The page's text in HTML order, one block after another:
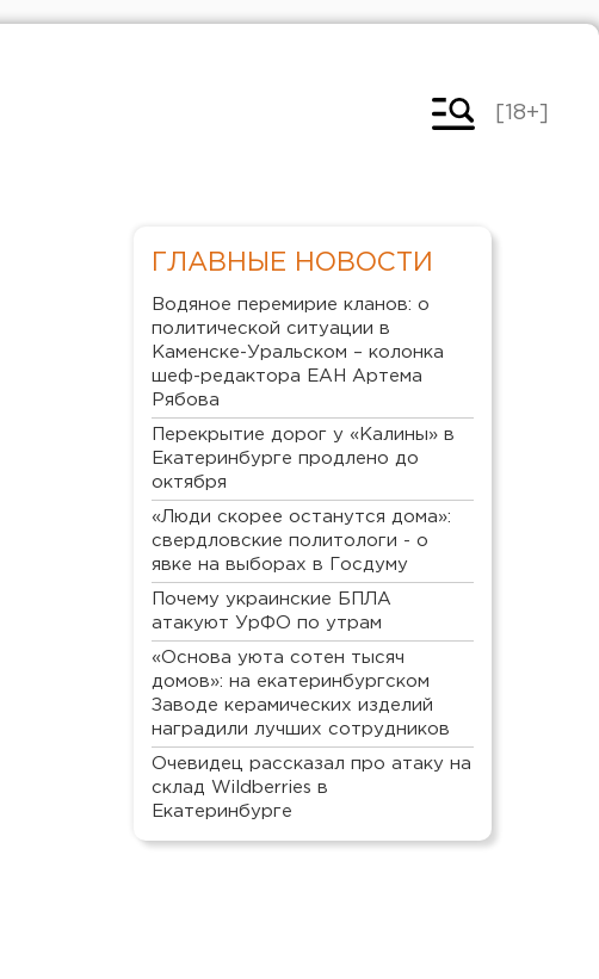
[18+]
ГЛАВНЫЕ НОВОСТИ
Водяное перемирие кланов: о
политической ситуации в
Каменске-Уральском – колонка
шеф-редактора ЕАН Артема
Рябова
Перекрытие дорог у «Калины» в
Екатеринбурге продлено до
октября
«Люди скорее останутся дома»:
свердловские политологи - о
явке на выборах в Госдуму
Почему украинские БПЛА
атакуют УрФО по утрам
«Основа уюта сотен тысяч
домов»: на екатеринбургском
Заводе керамических изделий
наградили лучших сотрудников
Очевидец рассказал про атаку на
склад Wildberries в
Екатеринбурге